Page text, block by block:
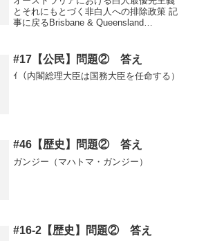
とそれにもとづく非白人への排除政策 記
事に戻るBrisbane & Queensland
#17【公民】問題② 答え
ｲ（内閣総理大臣は国務大臣を任命する）
#46【歴史】問題② 答え
ガンジー（マハトマ・ガンジー）
#16-2【歴史】問題② 答え